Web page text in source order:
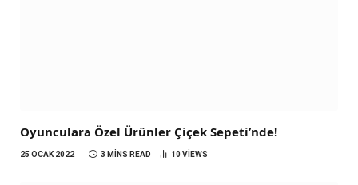
Oyunculara Özel Ürünler Çiçek Sepeti’nde!
25 OCAK 2022 3 MINS READ 10 VIEWS